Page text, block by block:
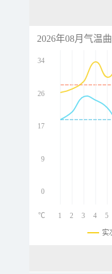
2026年08月气温
34
26
17
9
0
1 2 3 4 5
℃
实